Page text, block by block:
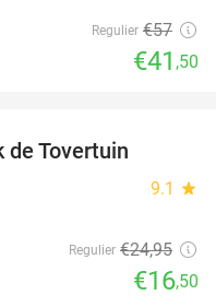
Regulier €57
€41 ,50
de Tovertuin
9.1 star
Regulier €24,95
€16,50